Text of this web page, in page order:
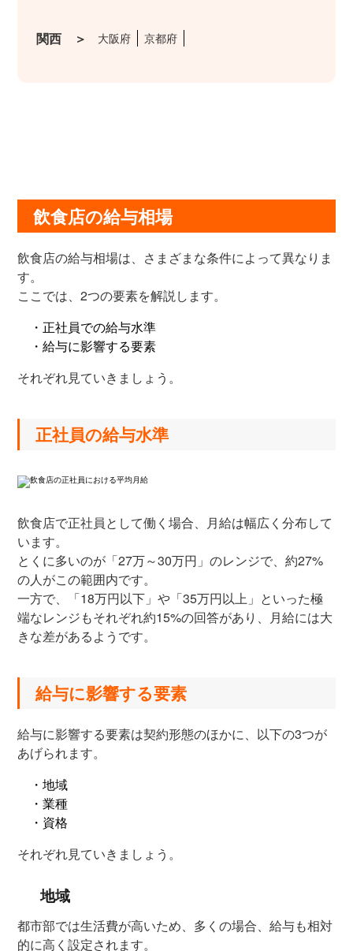
関西 ＞ 大阪府 京都府
飲食店の給与相場
飲食店の給与相場は、さまざまな条件によって異なりま
す。
ここでは、2つの要素を解説します。
・正社員での給与水準
・給与に影響する要素
それぞれ見ていきましょう。
正社員の給与水準
飲食店で正社員として働く場合、月給は幅広く分布して
います。
とくに多いのが「27万～30万円」のレンジで、約27%
の人がこの範囲内です。
一方で、「18万円以下」や「35万円以上」といった極
端なレンジもそれぞれ約15%の回答があり、月給には大
きな差があるようです。
給与に影響する要素
給与に影響する要素は契約形態のほかに、以下の3つが
あげられます。
・地域
・業種
・資格
それぞれ見ていきましょう。
地域
都市部では生活費が高いため、多くの場合、給与も相対
的に高く設定されます。